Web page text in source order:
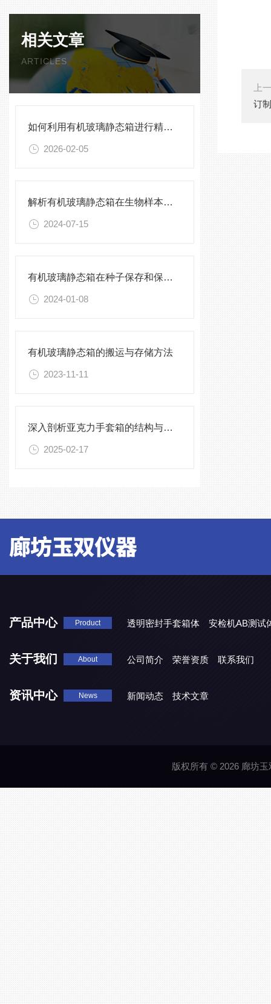
相关文章
ARTICLES
如何利用有机玻璃静态箱进行精确的环境模拟观测？
2026-02-05
解析有机玻璃静态箱在生物样本保存中的优势
2024-07-15
有机玻璃静态箱在种子保存和保护中的作用分析
2024-01-08
有机玻璃静态箱的搬运与存储方法
2023-11-11
深入剖析亚克力手套箱的结构与工作原理
2025-02-17
上
订
产品中心 Product 透明密封手套箱体 安检机AB测试
关于我们 About 公司简介 荣誉资质 联系我们
资讯中心 News 新闻动态 技术文章
版权所有 © 2026 廊坊